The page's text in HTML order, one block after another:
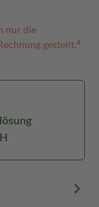
nur die
gestellt.⁴